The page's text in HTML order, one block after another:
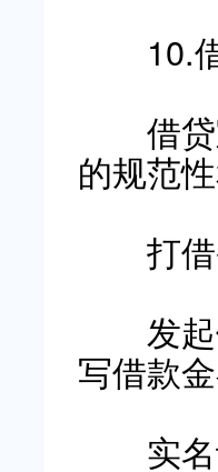
10.借
借贷
的规范
打借
发起
写借款
实名